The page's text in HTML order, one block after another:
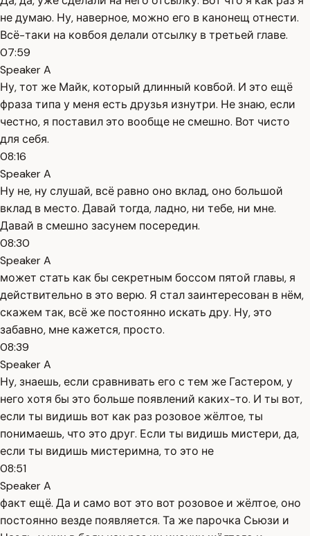
не думаю. Ну, наверное, можно его в канонещ отнести.
Всё-таки на ковбоя делали отсылку в третьей главе.
07:59
Speaker A
Ну, тот же Майк, который длинный ковбой. И это ещё
фраза типа у меня есть друзья изнутри. Не знаю, если
честно, я поставил это вообще не смешно. Вот чисто
для себя.
08:16
Speaker A
Ну не, ну слушай, всё равно оно вклад, оно большой
вклад в место. Давай тогда, ладно, ни тебе, ни мне.
Давай в смешно засунем посередин.
08:30
Speaker A
может стать как бы секретным боссом пятой главы, я
действительно в это верю. Я стал заинтересован в нём,
скажем так, всё же постоянно искать дру. Ну, это
забавно, мне кажется, просто.
08:39
Speaker A
Ну, знаешь, если сравнивать его с тем же Гастером, у
него хотя бы это больше появлений каких-то. И ты вот,
если ты видишь вот как раз розовое жёлтое, ты
понимаешь, что это друг. Если ты видишь мистери, да,
если ты видишь мистеримна, то это не
08:51
Speaker A
факт ещё. Да и само вот это вот розовое и жёлтое, оно
постоянно везде появляется. Та же парочка Сьюзи и